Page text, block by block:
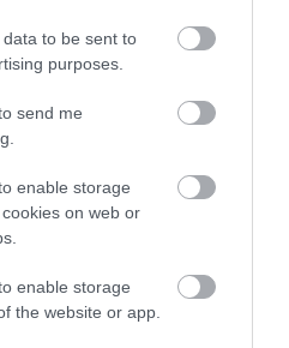
to be sent to
purposes.
send me
enable storage
on web or
enable storage
the website or app.